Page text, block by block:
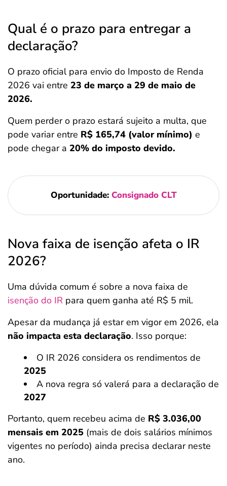
Qual é o prazo para entregar a
declaração?
O prazo oficial para envio do Imposto de Renda
2026 vai entre 23 de março a 29 de maio de
2026.
Quem perder o prazo estará sujeito a multa, que
pode variar entre R$ 165,74 (valor mínimo) e
pode chegar a 20% do imposto devido.
Oportunidade: Consignado CLT
Nova faixa de isenção afeta o IR
2026?
Uma dúvida comum é sobre a nova faixa de
isenção do IR para quem ganha até R$ 5 mil.
Apesar da mudança já estar em vigor em 2026, ela
não impacta esta declaração. Isso porque:
O IR 2026 considera os rendimentos de
2025
A nova regra só valerá para a declaração de
2027
Portanto, quem recebeu acima de R$ 3.036,00
mensais em 2025 (mais de dois salários mínimos
vigentes no período) ainda precisa declarar neste
ano.